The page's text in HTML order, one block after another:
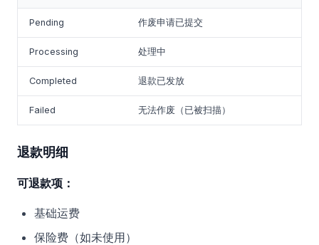
Pending 作废申请已提交
Processing 处理中
Completed 退款已发放
Failed 无法作废（已被扫描）
退款明细
可退款项：
基础运费
保险费（如未使用）